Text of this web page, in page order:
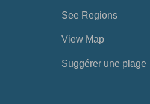
See Regions
View Map
Suggérer une plage